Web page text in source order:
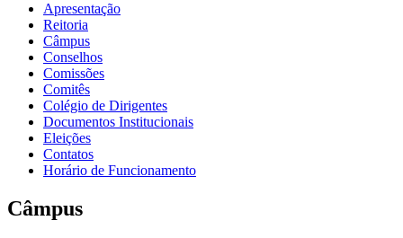
Apresentação
Reitoria
Câmpus
Conselhos
Comissões
Comitês
Colégio de Dirigentes
Documentos Institucionais
Eleições
Contatos
Horário de Funcionamento
Câmpus